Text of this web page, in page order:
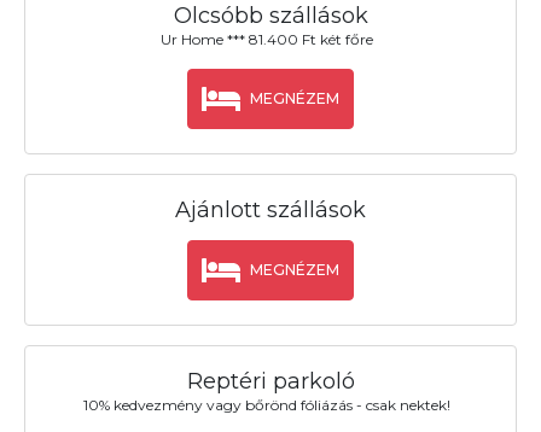
Olcsóbb szállások
Ur Home *** 81.400 Ft két főre
MEGNÉZEM
Ajánlott szállások
MEGNÉZEM
Reptéri parkoló
10% kedvezmény vagy bőrönd fóliázás - csak nektek!